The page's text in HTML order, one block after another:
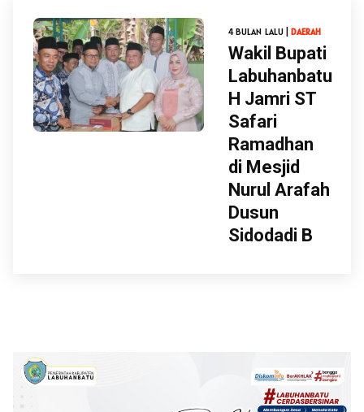
4 BULAN LALU | DAERAH
Wakil Bupati
Labuhanbatu
H Jamri ST
Safari
Ramadhan
di Mesjid
Nurul Arafah
Dusun
Sidodadi B